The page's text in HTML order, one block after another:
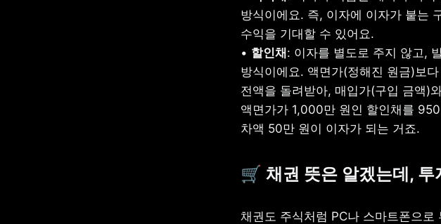
방식이에요. 즉, 이자에 이자가 붙는
수익을 기대할 수 있어요.
• 할인채: 이자를 별도로 주지 않고,
방식이에요. 액면가(정해진 원금)보
전액을 돌려받아, 매입가(구입 금액)
액면가가 1,000만 원인 할인채를
차액 50만 원이 이자가 되는 거죠.
🛒 채권 뜻은 알겠는데,
채권도 주식처럼 PC나 스마트폰으로